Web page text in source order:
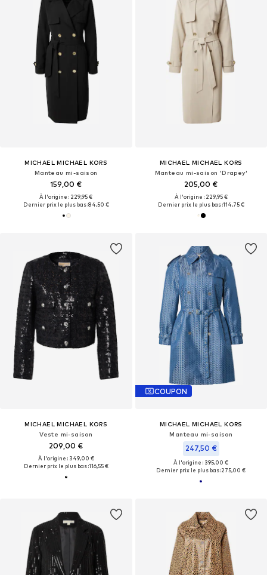
MICHAEL MICHAEL KORS
Manteau mi-saison
159,00 €
À l'origine : 229,95 €
Dernier prix le plus bas :84,50 €
MICHAEL MICHAEL KORS
Manteau mi-saison 'Drapey'
205,00 €
À l'origine : 229,95 €
Dernier prix le plus bas :114,75 €
MICHAEL MICHAEL KORS
Veste mi-saison
209,00 €
À l'origine : 349,00 €
Dernier prix le plus bas :116,55 €
COUPON
MICHAEL MICHAEL KORS
Manteau mi-saison
247,50 €
À l'origine : 395,00 €
Dernier prix le plus bas :275,00 €